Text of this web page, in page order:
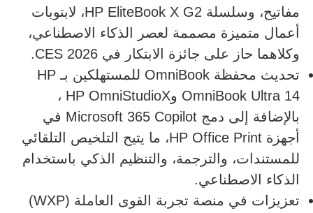
مفاتيح، وسلسلة HP EliteBook X G2، لابتوبات
أعمال متميزة مصممة لعصر الذكاء الاصطناعي،
وكلاهما حاز على جائزة الابتكار في CES 2026.
تحديث محفظة OmniBook للمستهلكين بـ HP
OmniBook Ultra 14 وHP OmniStudioX ،
بالإضافة إلى دمج Microsoft 365 Copilot في
أجهزة HP Office Print، ما يتيح التلخيص التلقائي
للمستندات، والترجمة، والتنظيم الذكي باستخدام
الذكاء الاصطناعي.
تعزيزات في منصة تجربة القوى العاملة (WXP)